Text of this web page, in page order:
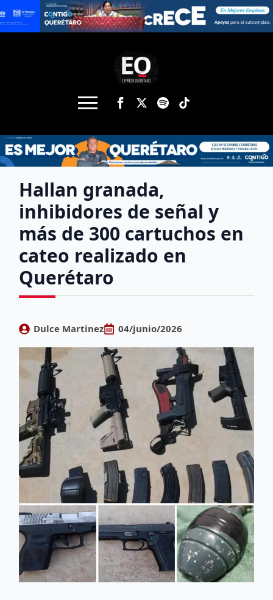
Hallan granada,
inhibidores de señal y
más de 300 cartuchos en
cateo realizado en
Querétaro
Dulce Martinez 04/junio/2026